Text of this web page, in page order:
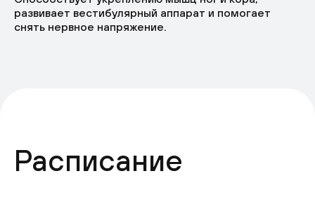
развивает вестибулярный аппарат и помогает
снять нервное напряжение.
Расписание